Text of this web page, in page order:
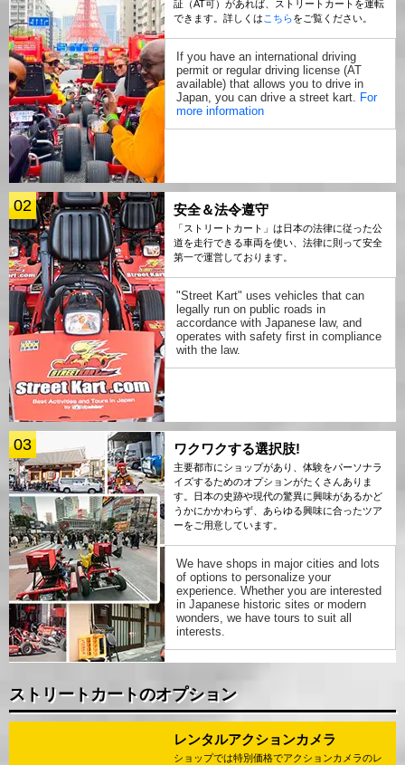
証（AT可）があれば、ストリートカートを運転
できます。詳しくはこちらをご覧ください。
If you have an international driving
permit or regular driving license (AT
available) that allows you to drive in
Japan, you can drive a street kart. For
more information
02 安全＆法令遵守
「ストリートカート」は日本の法律に従った公
道を走行できる車両を使い、法律に則って安全
第一で運営しております。
"Street Kart" uses vehicles that can
legally run on public roads in
accordance with Japanese law, and
operates with safety first in compliance
with the law.
03 ワクワクする選択肢!
主要都市にショップがあり、体験をパーソナラ
イズするためのオプションがたくさんありま
す。日本の史跡や現代の驚異に興味があるかど
うかにかかわらず、あらゆる興味に合ったツア
ーをご用意しています。
We have shops in major cities and lots
of options to personalize your
experience. Whether you are interested
in Japanese historic sites or modern
wonders, we have tours to suit all
interests.
ストリートカートのオプション
レンタルアクションカメラ
ショップでは特別価格でアクションカメラのレ